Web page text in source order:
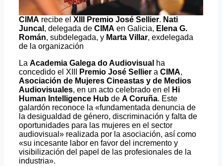
CIMA recibe el XIII Premio José Sellier. Nati
Juncal , delegada de CIMA en Galicia, Elena G.
Román, subdelegada, y Marta Villar, exdelegada
de la organización
La Academia Galega do Audiovisual ha
concedido el XIII
Premio José Sellier a CIMA,
Asociación de Mujeres Cineastas y de Medios
Audiovisuales, en un acto celebrado en el
Hi
Human Intelligence Hub de A Coruña. Este
galardón reconoce la «fundamentada denuncia de
la desigualdad de género, discriminación y falta de
oportunidades para las mujeres en el sector
audiovisual» realizada por la asociación, así como
«su incesante labor en favor del incremento y
visibilización del papel de las profesionales de la
industria».